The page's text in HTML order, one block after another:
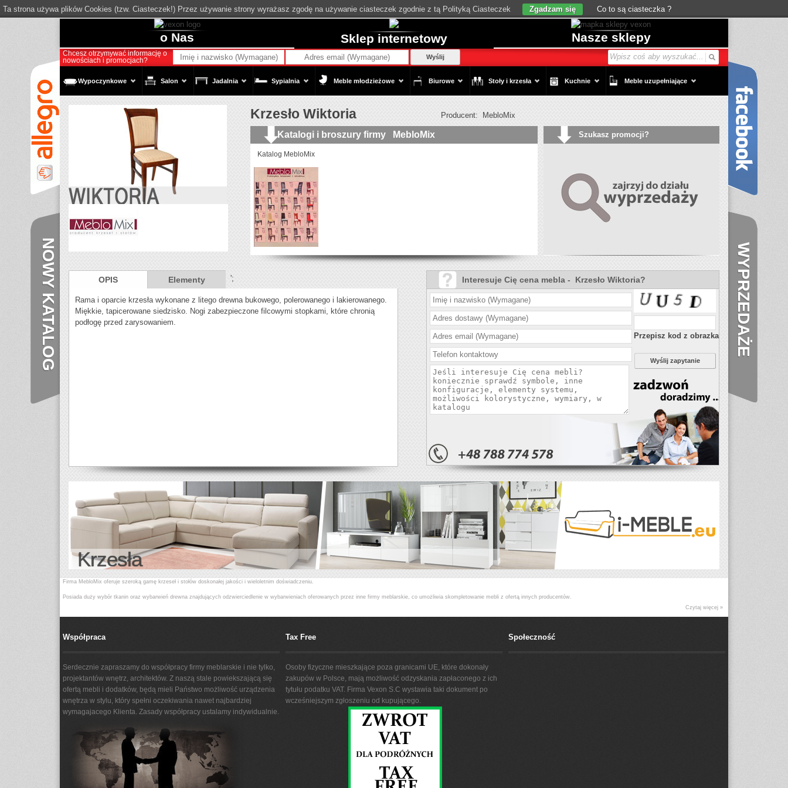
o Nas Sklep internetowy Nasze sklepy
NOWY KATALOG WYPRZEDAŻE
Chcesz otrzymywać informację o
nowościach i promocjach?
Wyślij
Wypoczynkowe Salon Jadalnia Sypialnia Meble młodzieżowe Biurowe Stoły i krzesła Kuchnie Meble uzupełniające
Krzesło Wiktoria Producent: MebloMix
Katalogi i broszury firmy MebloMix
Katalog MebloMix
Szukasz promocji?
OPIS Elementy ';
Rama i oparcie krzesła wykonane z litego drewna bukowego, polerowanego i lakierowanego.
Miękkie, tapicerowane siedzisko. Nogi zabezpieczone filcowymi stopkami, które chronią
podłogę przed zarysowaniem.
Interesuje Cię cena mebla - Krzesło Wiktoria?
Przepisz kod z obrazka
Wyślij zapytanie
Krzesła
Firma MebloMix oferuje szeroką gamę krzeseł i stołów doskonałej jakości i wieloletnim doświadczeniu.
Posiada duży wybór tkanin oraz wybarwień drewna znajdujących odzwierciedlenie w wybarwieniach oferowanych przez inne firmy meblarskie, co umożliwia skompletowanie mebli z ofertą innych producentów.
Czytaj więcej »
Współpraca
Serdecznie zapraszamy do współpracy firmy meblarskie i nie tylko,
projektantów wnętrz, architektów. Z naszą stale powiekszającą się
ofertą mebli i dodatków, będą mieli Państwo możliwość urządzenia
wnętrza w stylu, który spełni oczekiwania nawet najbardziej
wymagajacego Klienta. Zasady współpracy ustalamy indywidualnie.
Tax Free
Osoby fizyczne mieszkające poza granicami UE, które dokonały
zakupów w Polsce, mają możliwość odzyskania zapłaconego z ich
tytułu podatku VAT. Firma Vexon S.C wystawia taki dokument po
wcześniejszym zgłoszeniu od kupującego.
Społeczność
Ta strona używa plików Cookies (tzw. Ciasteczek!) Przez używanie strony wyrażasz zgodę na używanie ciasteczek zgodnie z tą Polityką Ciasteczek Zgadzam się Co to są ciasteczka ?